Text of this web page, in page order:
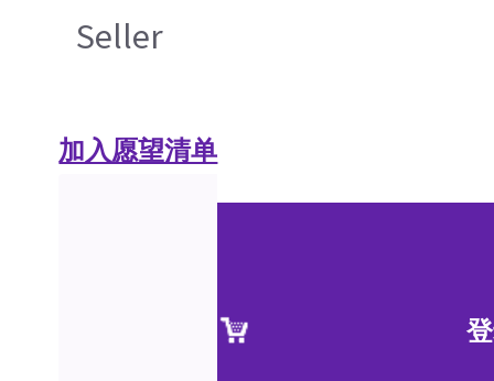
Seller
加入愿望清单